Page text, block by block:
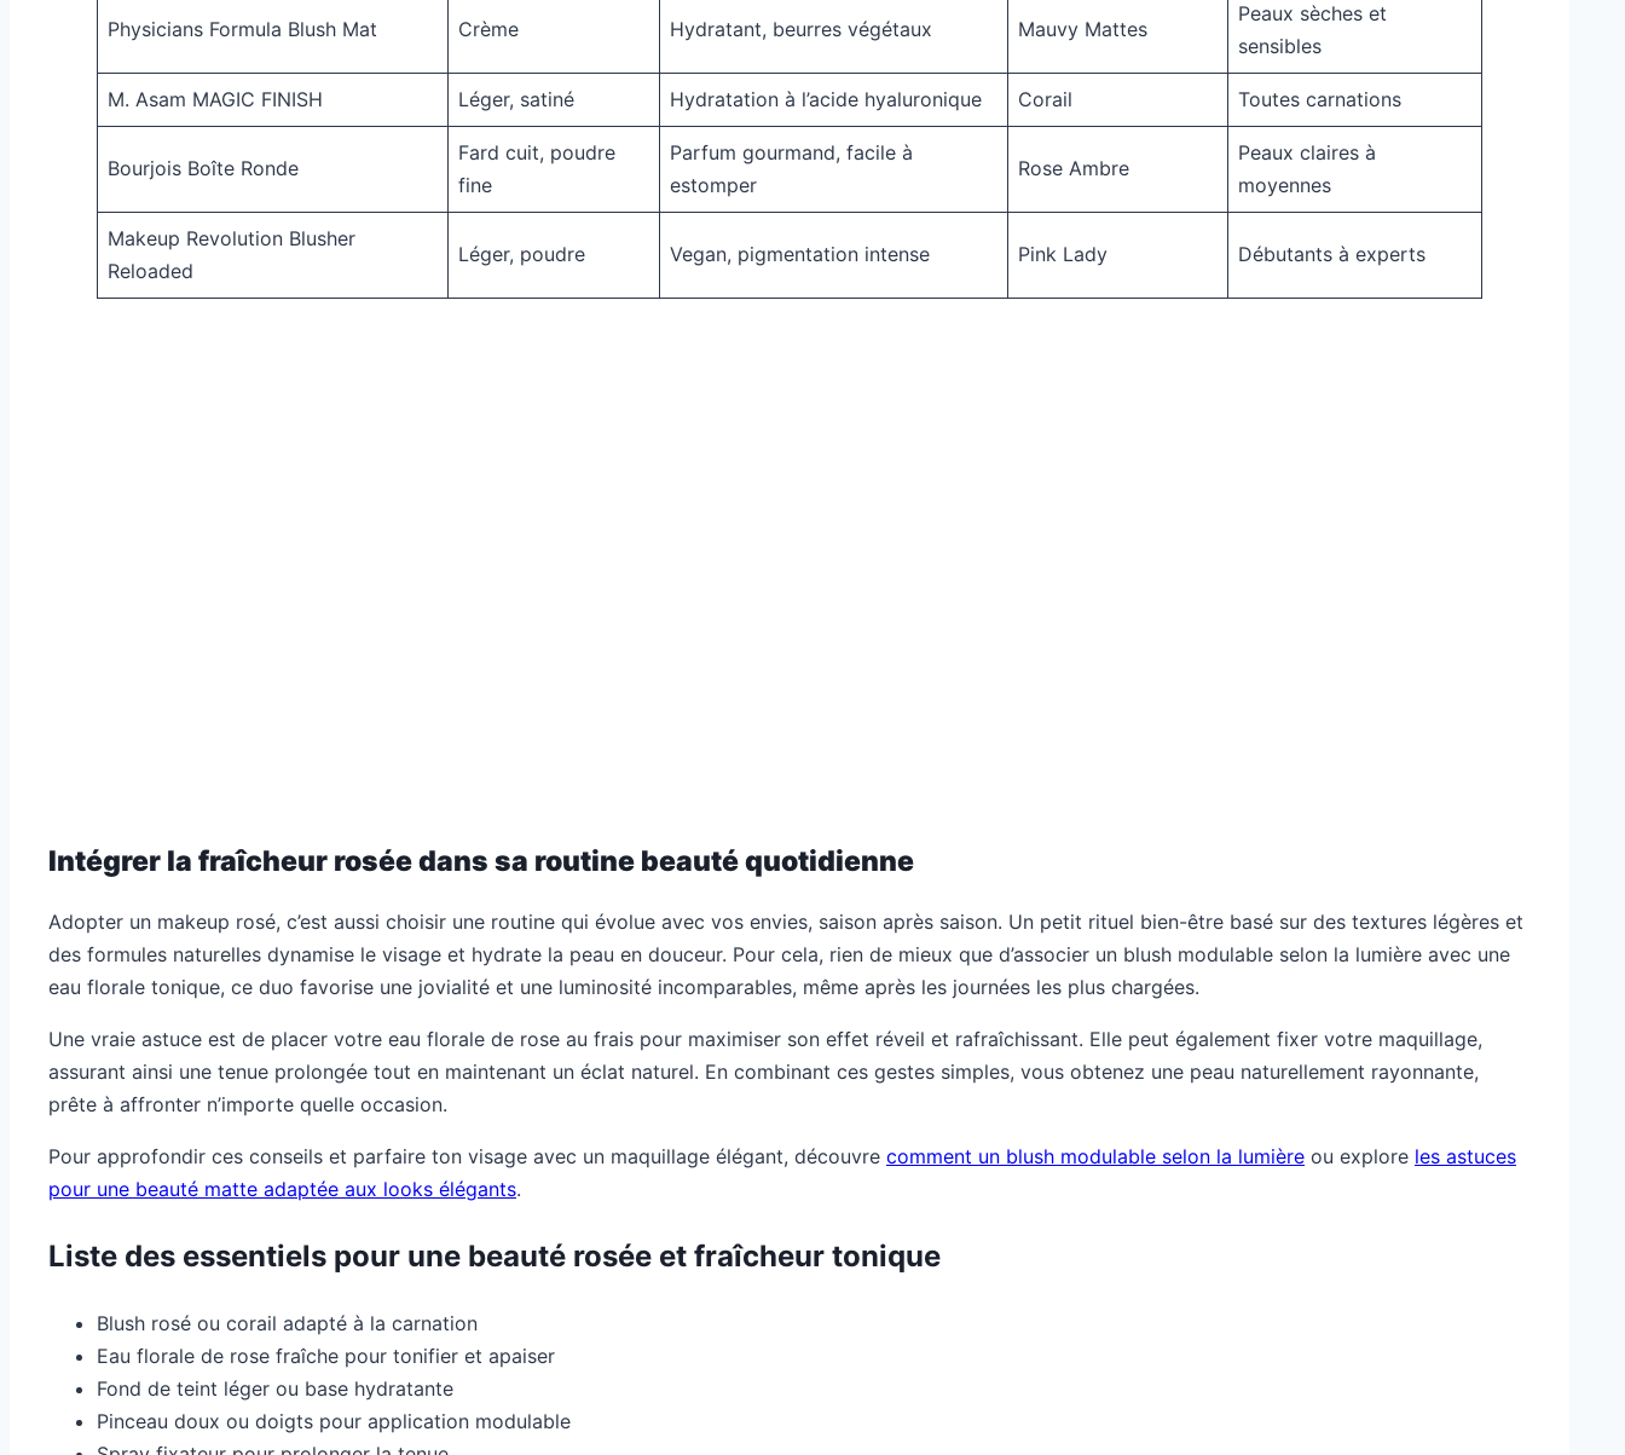
Physicians Formula Blush Mat Crème Hydratant, beurres végétaux Mauvy Mattes
Peaux sèches et
sensibles
M. Asam MAGIC FINISH Léger, satiné Hydratation à l’acide hyaluronique Corail Toutes carnations
Bourjois Boîte Ronde
Fard cuit, poudre
fine
Parfum gourmand, facile à
estomper
Rose Ambre
Peaux claires à
moyennes
Makeup Revolution Blusher
Reloaded
Léger, poudre Vegan, pigmentation intense Pink Lady Débutants à experts
Intégrer la fraîcheur rosée dans sa routine beauté quotidienne
Adopter un makeup rosé, c’est aussi choisir une routine qui évolue avec vos envies, saison après saison. Un petit rituel bien-être basé sur des textures légères et
des formules naturelles dynamise le visage et hydrate la peau en douceur. Pour cela, rien de mieux que d’associer un blush modulable selon la lumière avec une
eau florale tonique, ce duo favorise une jovialité et une luminosité incomparables, même après les journées les plus chargées.
Une vraie astuce est de placer votre eau florale de rose au frais pour maximiser son effet réveil et rafraîchissant. Elle peut également fixer votre maquillage,
assurant ainsi une tenue prolongée tout en maintenant un éclat naturel. En combinant ces gestes simples, vous obtenez une peau naturellement rayonnante,
prête à affronter n’importe quelle occasion.
Pour approfondir ces conseils et parfaire ton visage avec un maquillage élégant, découvre comment un blush modulable selon la lumière ou explore les astuces
pour une beauté matte adaptée aux looks élégants.
Liste des essentiels pour une beauté rosée et fraîcheur tonique
Blush rosé ou corail adapté à la carnation
Eau florale de rose fraîche pour tonifier et apaiser
Fond de teint léger ou base hydratante
Pinceau doux ou doigts pour application modulable